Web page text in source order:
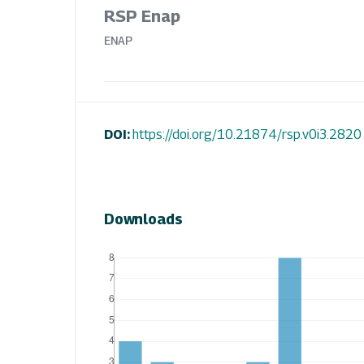
RSP Enap
ENAP
DOI:https://doi.org/10.21874/rsp.v0i3.2820
Downloads